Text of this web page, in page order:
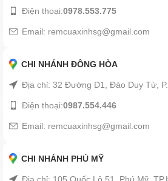
Điện thoại:0978.553.775
Email: remcuaxinhsg@gmail.com
CHI NHÁNH ĐÔNG HÒA
Địa chỉ: 32 Đường D1, Đào Duy Từ,
Điện thoại:0987.554.446
Email: remcuaxinhsg@gmail.com
CHI NHÁNH PHÚ MỸ